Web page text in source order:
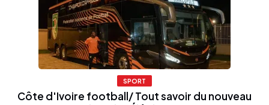
SPORT
Côte d'Ivoire football/ Tout savoir du nouveau